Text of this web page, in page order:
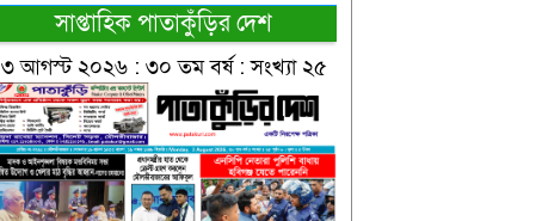
সাপ্তাহিক পাতাকুঁড়ির দেশ
৩ আগস্ট ২০২৬ : ৩০ তম বর্ষ : সংখ্যা ২৫